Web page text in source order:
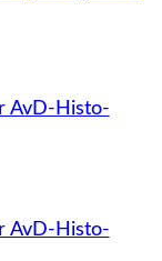
AvD-Histo-
AvD-Histo-